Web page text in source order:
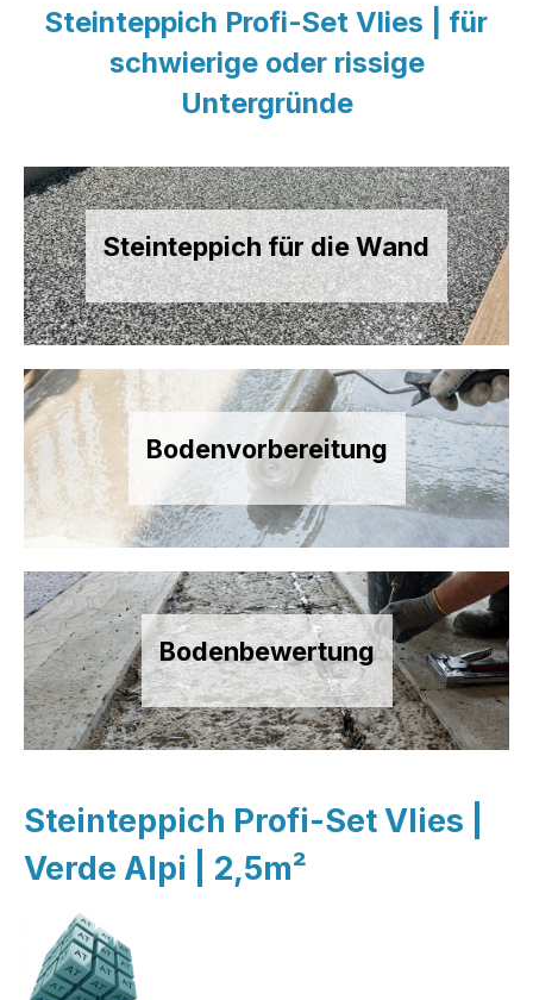
Steinteppich Profi-Set Vlies | für
schwierige oder rissige
Untergründe
Steinteppich für die Wand
Bodenvorbereitung
Bodenbewertung
Steinteppich Profi-Set Vlies |
Verde Alpi | 2,5m²